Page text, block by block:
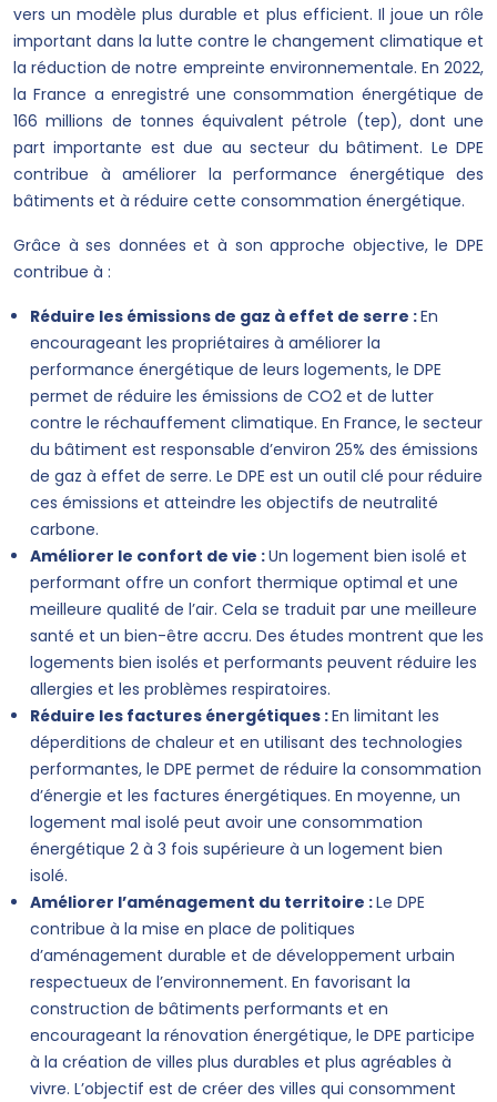
vers un modèle plus durable et plus efficient. Il joue un rôle
important dans la lutte contre le changement climatique et
la réduction de notre empreinte environnementale. En 2022,
la France a enregistré une consommation énergétique de
166 millions de tonnes équivalent pétrole (tep), dont une
part importante est due au secteur du bâtiment. Le DPE
contribue à améliorer la performance énergétique des
bâtiments et à réduire cette consommation énergétique.
Grâce à ses données et à son approche objective, le DPE
contribue à :
Réduire les émissions de gaz à effet de serre :En
encourageant les propriétaires à améliorer la
performance énergétique de leurs logements, le DPE
permet de réduire les émissions de CO2 et de lutter
contre le réchauffement climatique. En France, le secteur
du bâtiment est responsable d’environ 25% des émissions
de gaz à effet de serre. Le DPE est un outil clé pour réduire
ces émissions et atteindre les objectifs de neutralité
carbone.
Améliorer le confort de vie :Un logement bien isolé et
performant offre un confort thermique optimal et une
meilleure qualité de l’air. Cela se traduit par une meilleure
santé et un bien-être accru. Des études montrent que les
logements bien isolés et performants peuvent réduire les
allergies et les problèmes respiratoires.
Réduire les factures énergétiques :En limitant les
déperditions de chaleur et en utilisant des technologies
performantes, le DPE permet de réduire la consommation
d’énergie et les factures énergétiques. En moyenne, un
logement mal isolé peut avoir une consommation
énergétique 2 à 3 fois supérieure à un logement bien
isolé.
Améliorer l’aménagement du territoire :Le DPE
contribue à la mise en place de politiques
d’aménagement durable et de développement urbain
respectueux de l’environnement. En favorisant la
construction de bâtiments performants et en
encourageant la rénovation énergétique, le DPE participe
à la création de villes plus durables et plus agréables à
vivre. L’objectif est de créer des villes qui consomment